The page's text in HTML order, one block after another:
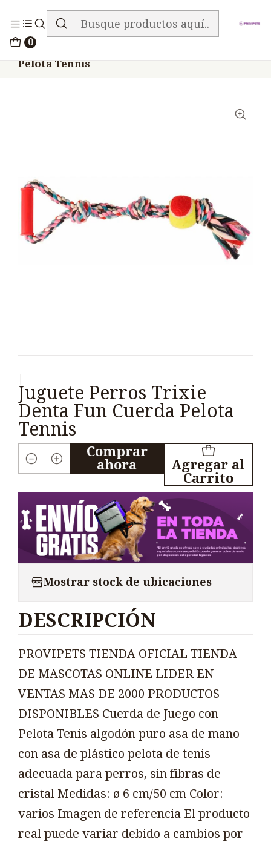
0
ENVIO GRATIS EN TODA LA TIENDA
Pelota Tennis
Juguete Perros Trixie
Denta Fun Cuerda Pelota
Tennis
Cantidad
Agregar al
Carrito
Comprar
ahora
Mostrar stock de ubicaciones
DESCRIPCIÓN
PROVIPETS TIENDA OFICIAL TIENDA
DE MASCOTAS ONLINE LIDER EN
VENTAS MAS DE 2000 PRODUCTOS
DISPONIBLES Cuerda de Juego con
Pelota Tenis algodón puro asa de mano
con asa de plástico pelota de tenis
adecuada para perros, sin fibras de
cristal Medidas: ø 6 cm/50 cm Color:
varios Imagen de referencia El producto
real puede variar debido a cambios por